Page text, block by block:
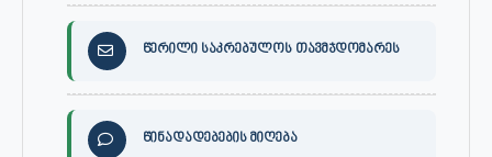
წერილი საკრებულოს თავმჯდომარეს
წინადადებების მიღება